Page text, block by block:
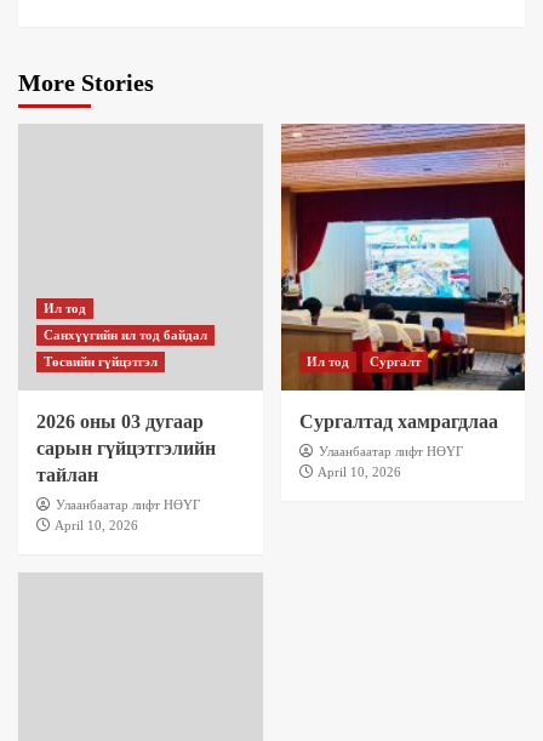
More Stories
Ил тод
Санхүүгийн ил тод байдал
Төсвийн гүйцэтгэл
2026 оны 03 дугаар
сарын гүйцэтгэлийн
тайлан
Улаанбаатар лифт НӨҮГ
April 10, 2026
Ил тод Сургалт
Сургалтад хамрагдлаа
Улаанбаатар лифт НӨҮГ
April 10, 2026